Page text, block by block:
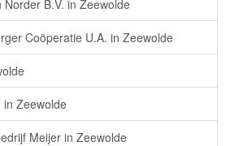
Norder B.V. in Zeewolde
Coöperatie U.A. in Zeewolde
in Zeewolde
Meijer in Zeewolde